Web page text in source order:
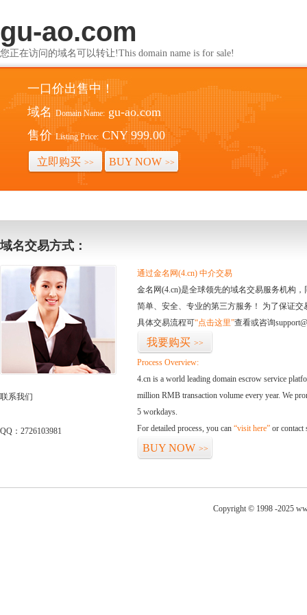
gu-ao.com
您正在访问的域名可以转让!This domain name is for sale!
一口价出售中！
域名 Domain Name: gu-ao.com
售价 Listing Price: CNY 999.00
立即购买 >> BUY NOW >>
域名交易方式：
联系我们
QQ：2726103981
通过金名网(4.cn) 中介交易
金名网(4.cn)是全球领先的域名交易服务机构
简单、安全、专业的第三方服务！ 为了保证
具体交易流程可“点击这里”查看或咨询
我要购买 >>
Process Overview:
4.cn is a world leading domain escrow service
million RMB transaction volume every year. We
5 workdays.
For detailed process, you can “visit here” or contact
BUY NOW >>
Copyright © 1998 -2025